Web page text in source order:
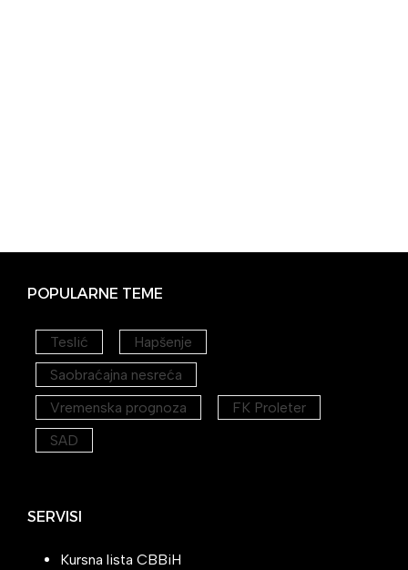
POPULARNE TEME
Teslić
Hapšenje
Saobraćajna nesreća
Vremenska prognoza
FK Proleter
SAD
SERVISI
Kursna lista CBBiH